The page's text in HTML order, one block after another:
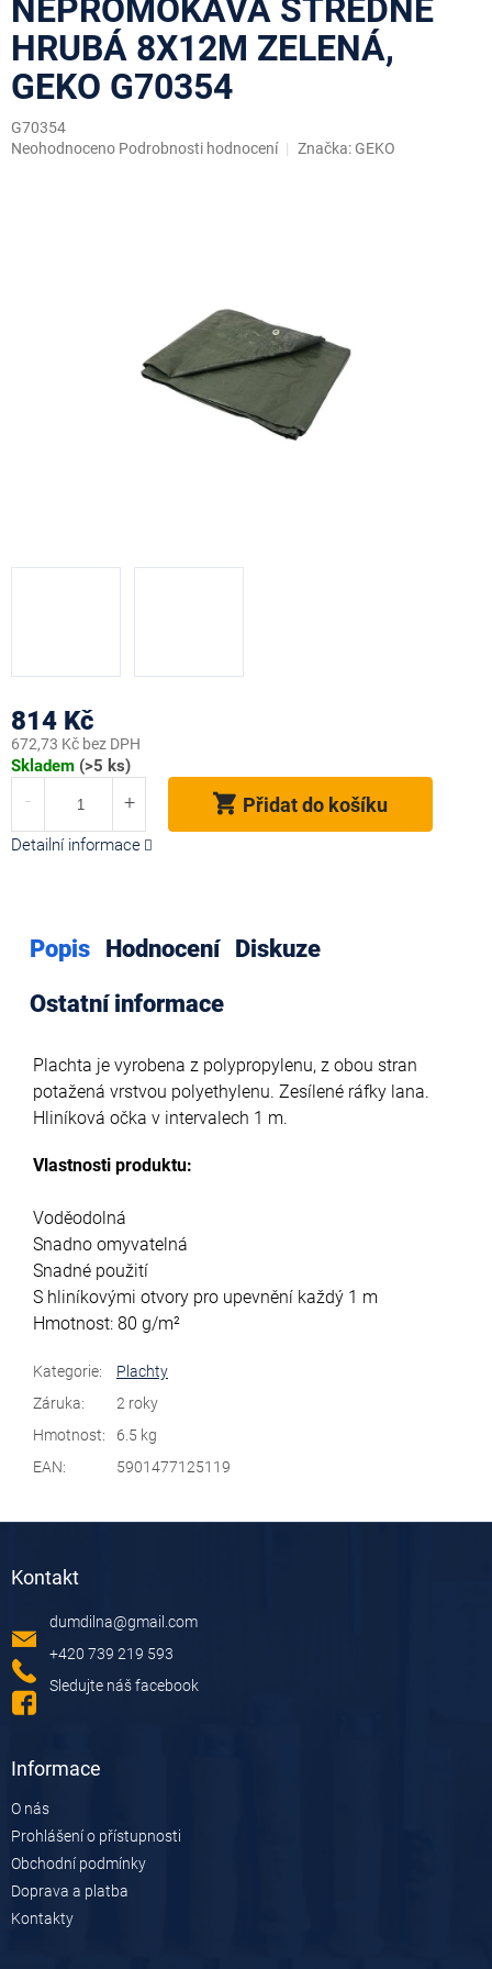
NEPROMOKAVÁ STŘEDNĚ
HRUBÁ 8X12M ZELENÁ,
GEKO G70354
G70354
Průměrné
Neohodnoceno Podrobnosti hodnocení Značka: GEKO
814 Kč
672,73 Kč bez DPH
Měrná
Skladem (>5 ks)
Přidat do košíku
Detailní informace
Popis Hodnocení
Diskuze
Ostatní informace
Plachta je vyrobena z polypropylenu, z obou stran
potažená vrstvou polyethylenu. Zesílené ráfky lana.
Hliníková očka v intervalech 1 m.
Vlastnosti produktu:
Voděodolná
Snadno omyvatelná
Snadné použití
S hliníkovými otvory pro upevnění každý 1 m
Hmotnost: 80 g/m²
Kategorie:
Plachty
Záruka:
2 roky
Hmotnost:
6.5 kg
EAN: 5901477125119
Kontakt
dumdilna@gmail.com
+420 739 219 593
Sledujte náš facebook
Informace
O nás
Prohlášení o přístupnosti
Obchodní podmínky
Doprava a platba
Kontakty